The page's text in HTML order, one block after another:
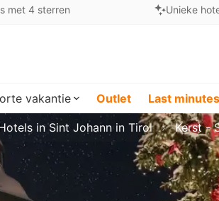
met 4 sterren Unieke
vakantie Outlet Last minutes
in Sint Johann in Tirol Kerst -